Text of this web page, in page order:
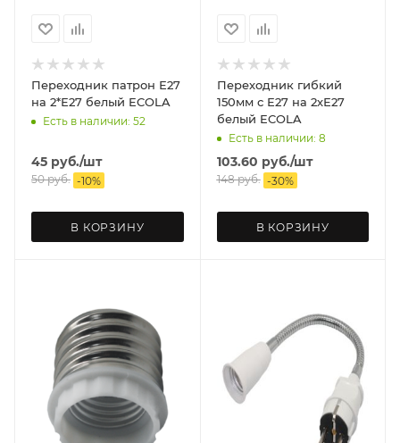
Переходник патрон Е27
на 2*Е27 белый ECOLA
Есть в наличии: 52
45 руб./шт
50руб. -10%
В КОРЗИНУ
Переходник гибкий
150мм с Е27 на 2хЕ27
белый ECOLA
Есть в наличии: 8
103.60 руб./шт
148руб. -30%
В КОРЗИНУ